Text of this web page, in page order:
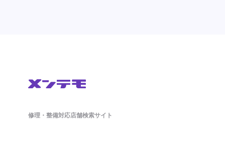
修理・整備対応店舗検索サイト